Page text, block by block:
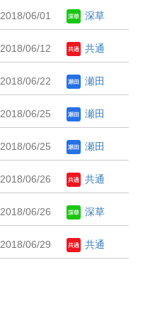
2018/06/01 深草
2018/06/12 共通
2018/06/22 瀬田
2018/06/25 瀬田
2018/06/25 瀬田
2018/06/26 共通
2018/06/26 深草
2018/06/29 共通